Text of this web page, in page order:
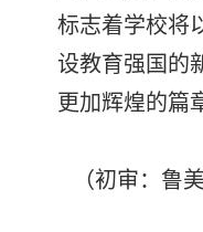
标志着学校将
设教育强国的
更加辉煌的篇
（初审：鲁